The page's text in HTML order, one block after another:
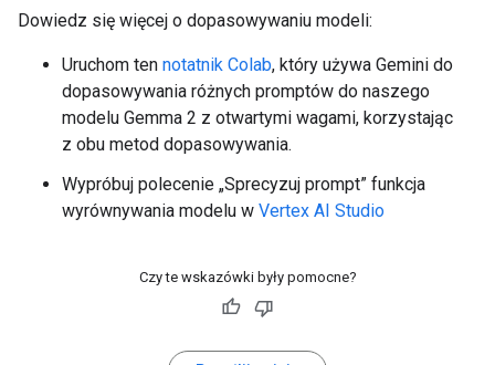
Dowiedz się więcej o dopasowywaniu modeli:
Uruchom ten notatnik Colab, który używa Gemini do
dopasowywania różnych promptów do naszego
modelu Gemma 2 z otwartymi wagami, korzystając
z obu metod dopasowywania.
Wypróbuj polecenie „Sprecyzuj prompt” funkcja
wyrównywania modelu w Vertex AI Studio
Czy te wskazówki były pomocne?